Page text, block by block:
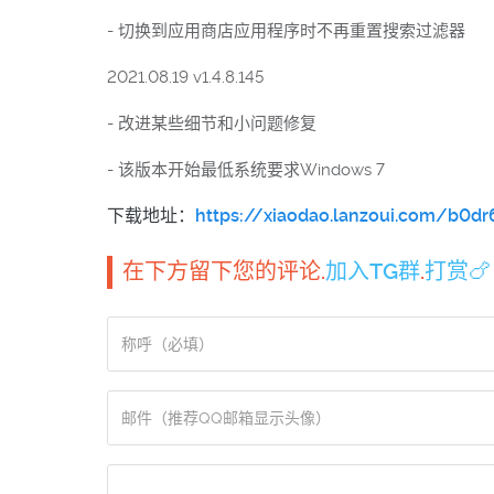
- 切换到应用商店应用程序时不再重置搜索过滤器
2021.08.19 v1.4.8.145
- 改进某些细节和小问题修复
- 该版本开始最低系统要求Windows 7
下载地址： https://xiaodao.lanzoui.com/
在下方留下您的评论.加入TG群.打赏🍗